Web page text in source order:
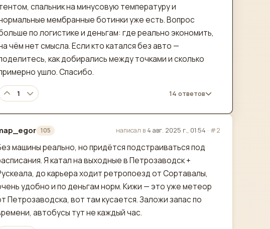
спальник на минусовую температуру и
мембранные ботинки уже есть. Вопрос
по логистике и деньгам: где реально экономить,
чём нет смысла. Если кто катался без авто —
как добирались между точками и сколько
ушло. Спасибо.
1 14 ответов
105 написал в 4 авг. 2025 г., 01:54 · #2
машины реально, но придётся подстраиваться под
Я катал на выходные в Петрозаводск +
до карьера ходит ретропоезд от Сортавалы,
удобно и по деньгам норм. Кижи — это уже метеор
Петрозаводска, вот там кусается. Заложи запас по
автобусы тут не каждый час.